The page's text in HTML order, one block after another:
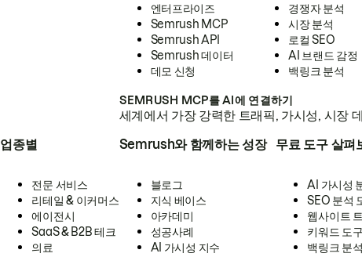
엔터프라이즈
Semrush MCP
Semrush API
Semrush 데이터
데모 신청
경쟁자 분석
시장 분석
로컬 SEO
AI 브랜드 감정
백링크 분석
SEMRUSH MCP를 AI에 연결하기
세계에서 가장 강력한 트래픽, 가시성, 시장
업종별
전문 서비스
리테일 & 이커머스
에이전시
SaaS & B2B 테크
의료
Semrush와 함께하는 성장
블로그
지식 베이스
아카데미
성공사례
AI 가시성 지수
무료 도구 살펴
AI 가시성
SEO 분석
웹사이트
키워드 도구
백링크 분